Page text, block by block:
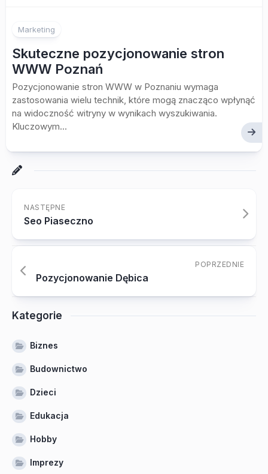
Marketing
Skuteczne pozycjonowanie stron
WWW Poznań
Pozycjonowanie stron WWW w Poznaniu wymaga
zastosowania wielu technik, które mogą znacząco wpłynąć
na widoczność witryny w wynikach wyszukiwania.
Kluczowym...
NASTĘPNE
Seo Piaseczno
POPRZEDNIE
Pozycjonowanie Dębica
Kategorie
Biznes
Budownictwo
Dzieci
Edukacja
Hobby
Imprezy